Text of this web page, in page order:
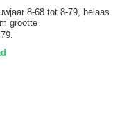
8-68 tot 8-79, helaas
grootte